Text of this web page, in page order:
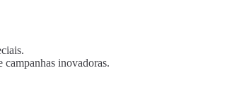
campanhas inovadoras.